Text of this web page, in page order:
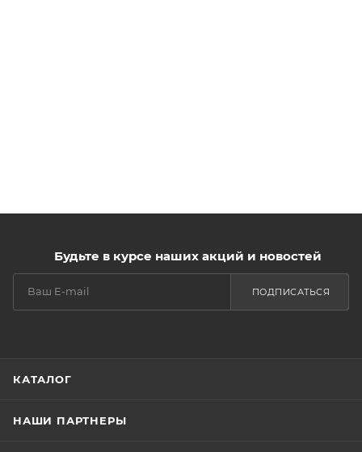
Будьте в курсе наших акций и новостей
ПОДПИСАТЬСЯ
КАТАЛОГ
НАШИ ПАРТНЕРЫ